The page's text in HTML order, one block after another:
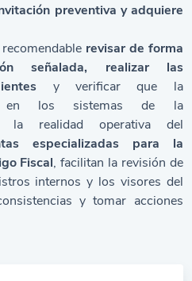
preventiva y adquiere
revisar de forma
señalada, realizar las
y verificar que la
en los sistemas de la
la realidad operativa del
especializadas para la
Fiscal, facilitan la revisión de
internos y los visores del
y tomar acciones